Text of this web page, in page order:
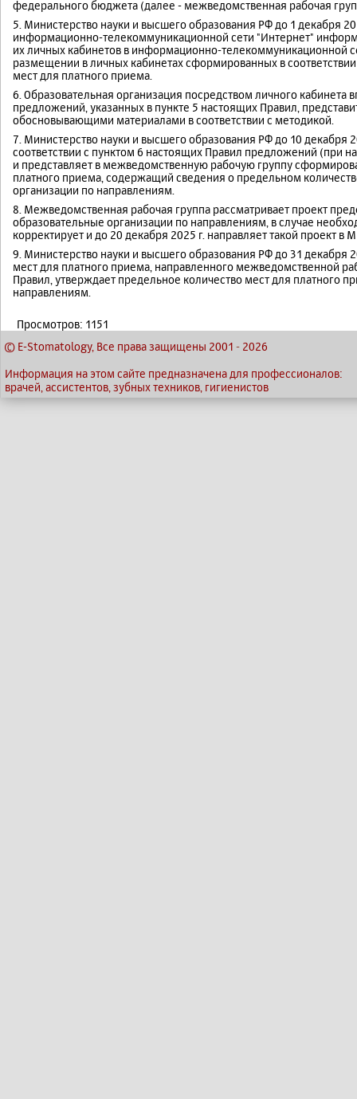
федерального бюджета (далее - межведомственная рабочая
5. Министерство науки и высшего образования РФ до 1 декабря
информационно-телекоммуникационной сети "Интернет"
их личных кабинетов в информационно-телекоммуникационной
размещении в личных кабинетах сформированных в
мест для платного приема.
6. Образовательная организация посредством личного
предложений, указанных в пункте 5 настоящих Правил,
обосновывающими материалами в соответствии с методикой.
7. Министерство науки и высшего образования РФ до 10 декабря
соответствии с пунктом 6 настоящих Правил предложений (при
и представляет в межведомственную рабочую группу
платного приема, содержащий сведения о предельном
организации по направлениям.
8. Межведомственная рабочая группа рассматривает проект
образовательные организации по направлениям, в случае
корректирует и до 20 декабря 2025 г. направляет такой проект
9. Министерство науки и высшего образования РФ до 31 декабря
мест для платного приема, направленного межведомственной
Правил, утверждает предельное количество мест для платного
направлениям.
Просмотров: 1151
© E-Stomatology, Все права защищены 2001 - 2026
Информация на этом сайте предназначена для профессионалов:
врачей, ассистентов, зубных техников, гигиенистов